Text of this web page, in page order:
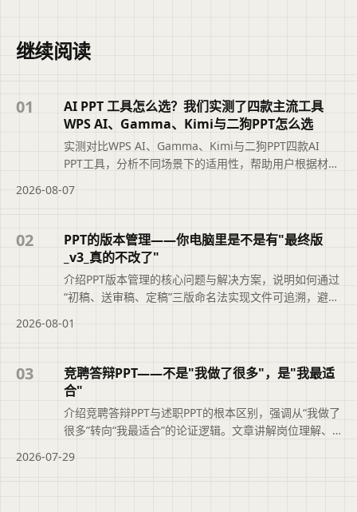
继续阅读
01
AI PPT 工具怎么选？我们实测了四款主流工具
WPS AI、Gamma、Kimi与二狗PPT怎么选
实测对比WPS AI、Gamma、Kimi与二狗PPT四款AI
PPT工具，分析不同场景下的适用性，帮助用户根据材料
目追求综合排名。摘要依据标题与正文整理，概括页面
断文章是否符合当前需求，再查看完整原文。
2026-08-07
02
PPT的版本管理——你电脑里是不是有"最终版
_v3_真的不改了"
介绍PPT版本管理的核心问题与解决方案，说明如何通过
“初稿、送审稿、定稿”三版命名法实现文件可追溯，避免
大纲版本记录功能，帮助职场人快速定位正确文件，提
面主题、主要内容与适用场景，再进入原文查看完整信
息。
2026-08-01
03
竞聘答辩PPT——不是"我做了很多"，是"我最适
合"
介绍竞聘答辩PPT与述职PPT的根本区别，强调从“我做了
很多”转向“我最适合”的论证逻辑。文章讲解岗位理解、
说明二狗PPT如何辅助结构化大纲与时间把控，帮助竞聘
2026-07-29